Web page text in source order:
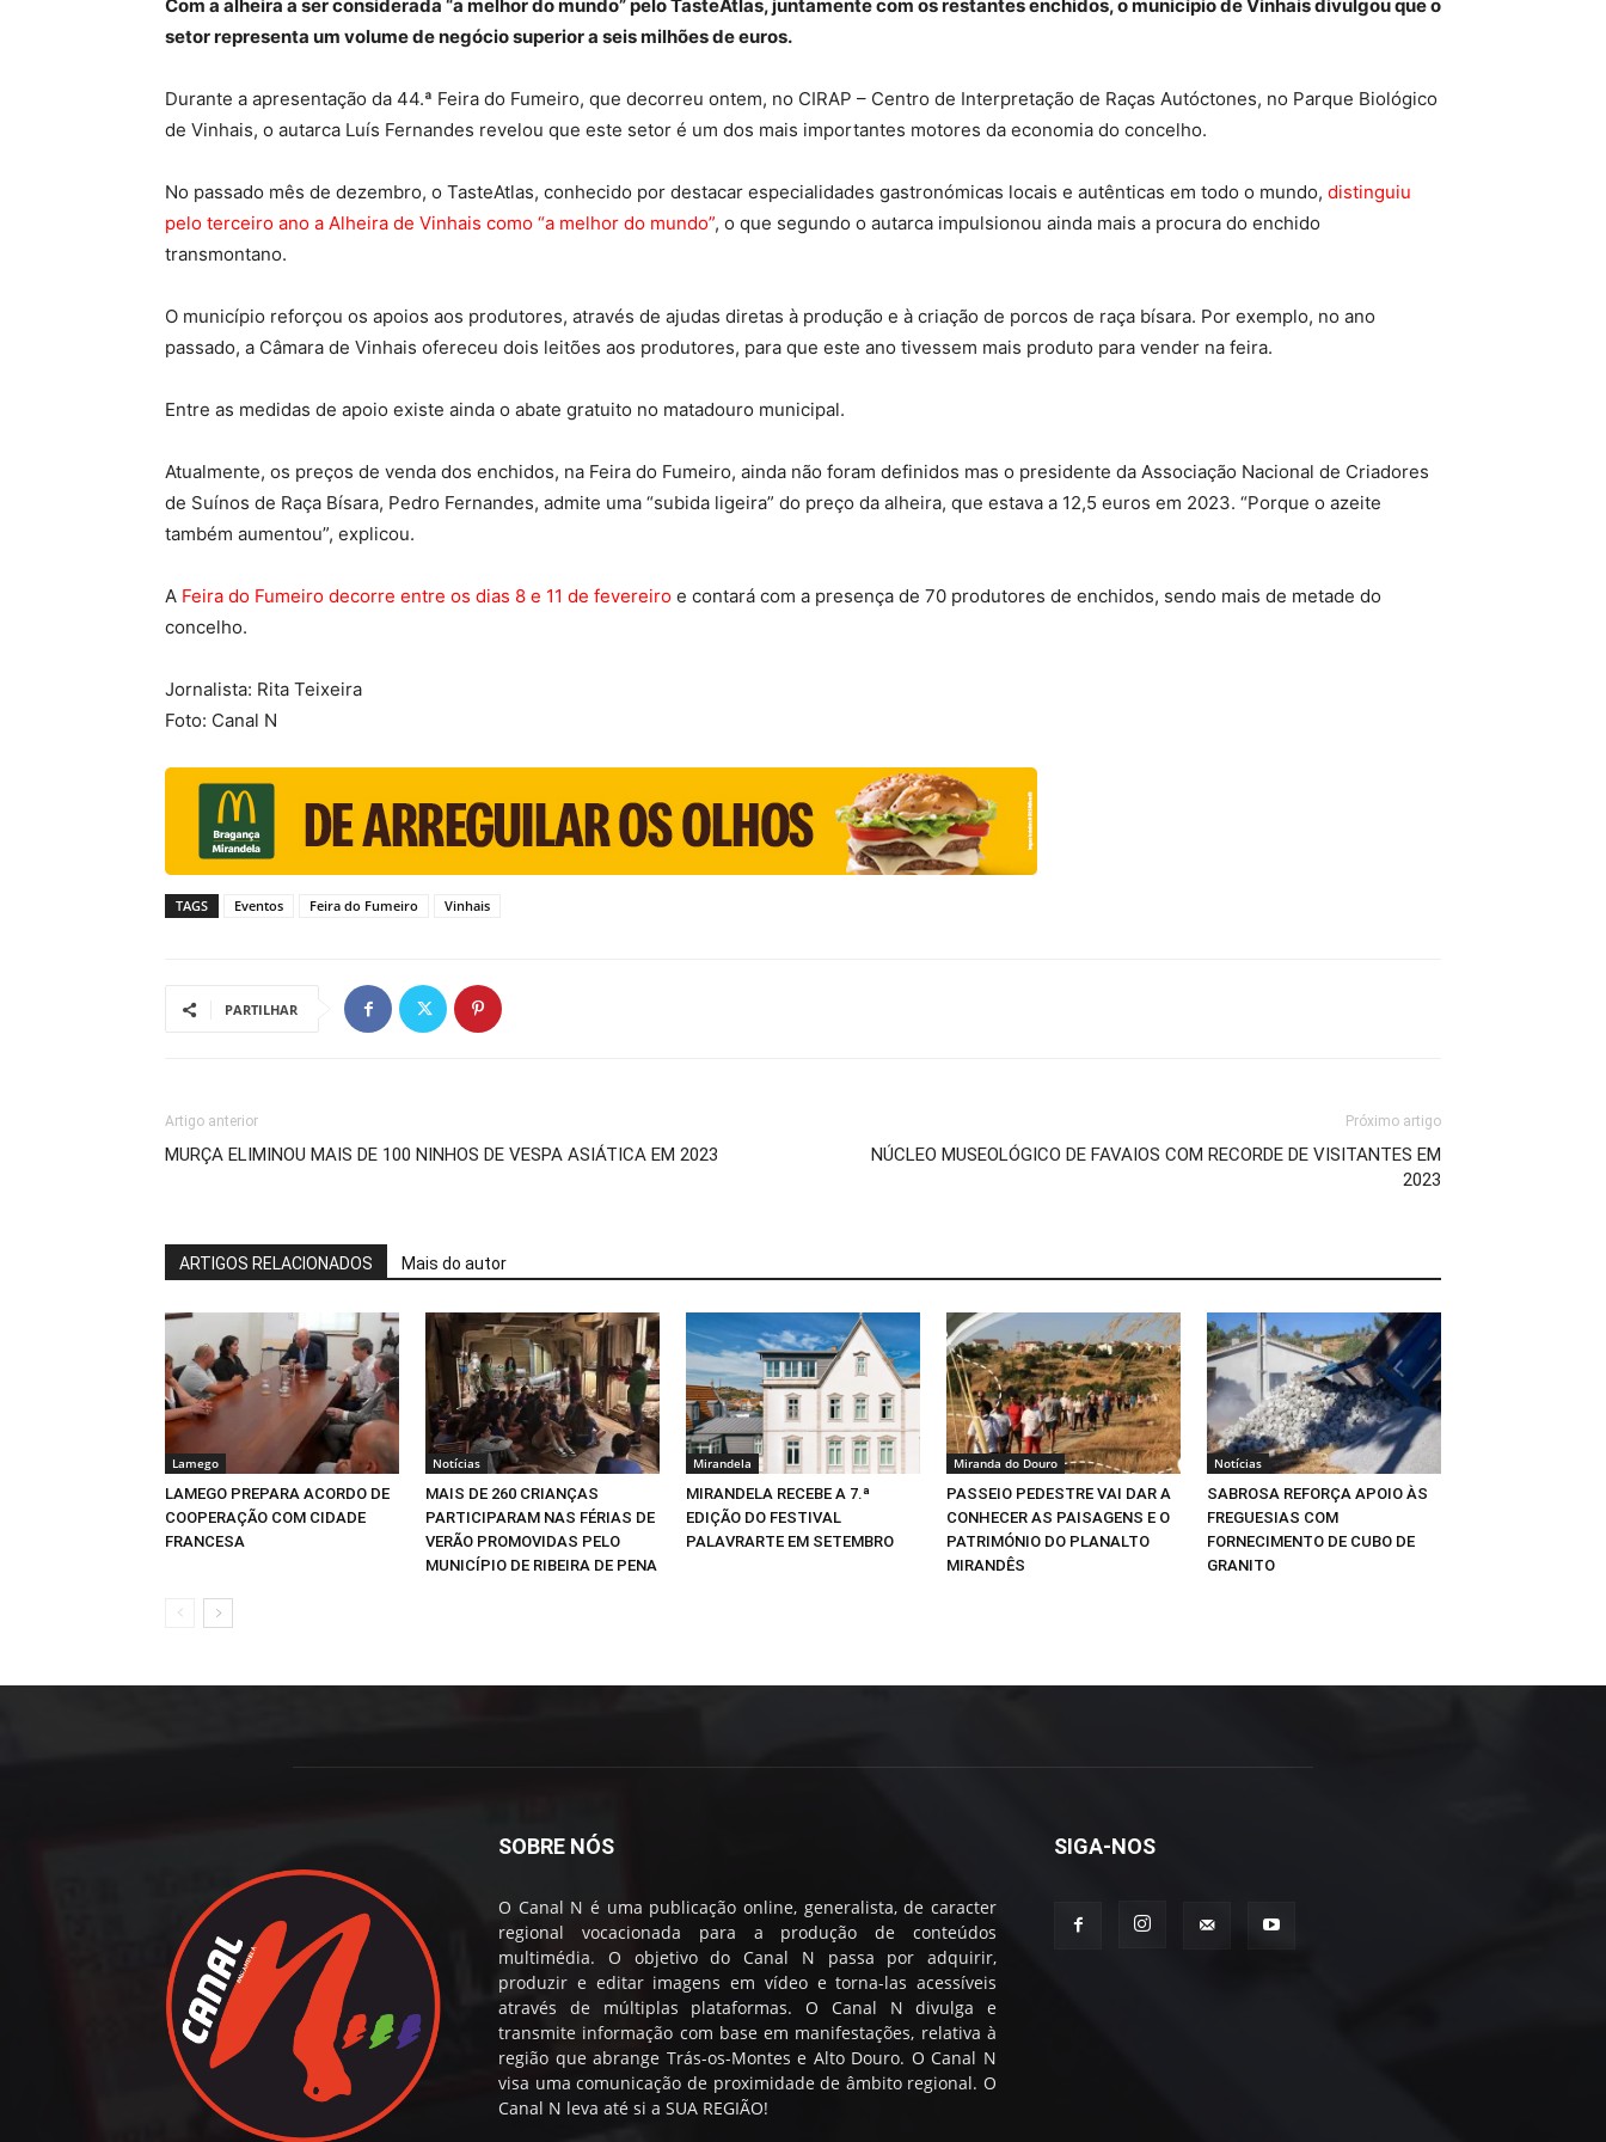
Com a alheira a ser considerada “a melhor do mundo” pelo TasteAtlas, juntamente com os restantes enchidos, o município de Vinhais divulgou que o
setor representa um volume de negócio superior a seis milhões de euros.
Durante a apresentação da 44.ª Feira do Fumeiro, que decorreu ontem, no CIRAP – Centro de Interpretação de Raças Autóctones, no Parque Biológico
de Vinhais, o autarca Luís Fernandes revelou que este setor é um dos mais importantes motores da economia do concelho.
No passado mês de dezembro, o TasteAtlas, conhecido por destacar especialidades gastronómicas locais e autênticas em todo o mundo, distinguiu
pelo terceiro ano a Alheira de Vinhais como “a melhor do mundo”, o que segundo o autarca impulsionou ainda mais a procura do enchido
transmontano.
O município reforçou os apoios aos produtores, através de ajudas diretas à produção e à criação de porcos de raça bísara. Por exemplo, no ano
passado, a Câmara de Vinhais ofereceu dois leitões aos produtores, para que este ano tivessem mais produto para vender na feira.
Entre as medidas de apoio existe ainda o abate gratuito no matadouro municipal.
Atualmente, os preços de venda dos enchidos, na Feira do Fumeiro, ainda não foram definidos mas o presidente da Associação Nacional de Criadores
de Suínos de Raça Bísara, Pedro Fernandes, admite uma “subida ligeira” do preço da alheira, que estava a 12,5 euros em 2023. “Porque o azeite
também aumentou”, explicou.
A Feira do Fumeiro decorre entre os dias 8 e 11 de fevereiro e contará com a presença de 70 produtores de enchidos, sendo mais de metade do
concelho.
Jornalista: Rita Teixeira
Foto: Canal N
TAGS Eventos Feira do Fumeiro Vinhais
PARTILHAR
Artigo anterior
MURÇA ELIMINOU MAIS DE 100 NINHOS DE VESPA ASIÁTICA EM 2023
Próximo artigo
NÚCLEO MUSEOLÓGICO DE FAVAIOS COM RECORDE DE VISITANTES EM
2023
ARTIGOS RELACIONADOS Mais do autor
Lamego
LAMEGO PREPARA ACORDO DE
COOPERAÇÃO COM CIDADE
FRANCESA
Notícias
MAIS DE 260 CRIANÇAS
PARTICIPARAM NAS FÉRIAS DE
VERÃO PROMOVIDAS PELO
MUNICÍPIO DE RIBEIRA DE PENA
Mirandela
MIRANDELA RECEBE A 7.ª
EDIÇÃO DO FESTIVAL
PALAVRARTE EM SETEMBRO
Miranda do Douro
PASSEIO PEDESTRE VAI DAR A
CONHECER AS PAISAGENS E O
PATRIMÓNIO DO PLANALTO
MIRANDÊS
Notícias
SABROSA REFORÇA APOIO ÀS
FREGUESIAS COM
FORNECIMENTO DE CUBO DE
GRANITO
SOBRE NÓS
O Canal N é uma publicação online, generalista, de caracter
regional vocacionada para a produção de conteúdos
multimédia. O objetivo do Canal N passa por adquirir,
produzir e editar imagens em vídeo e torna-las acessíveis
através de múltiplas plataformas. O Canal N divulga e
transmite informação com base em manifestações, relativa à
região que abrange Trás-os-Montes e Alto Douro. O Canal N
visa uma comunicação de proximidade de âmbito regional. O
Canal N leva até si a SUA REGIÃO!
SIGA-NOS